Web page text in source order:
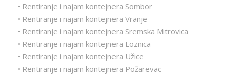
• Rentiranje i najam kontejnera Sombor
• Rentiranje i najam kontejnera Vranje
• Rentiranje i najam kontejnera Sremska Mitrovica
• Rentiranje i najam kontejnera Loznica
• Rentiranje i najam kontejnera Užice
• Rentiranje i najam kontejnera Požarevac